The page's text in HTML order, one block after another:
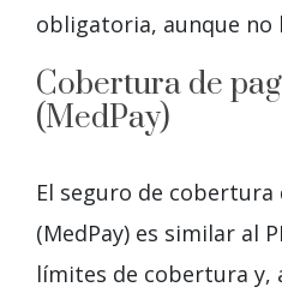
obligatoria, aunque no
Cobertura de
(MedPay)
El seguro de cobertura
(MedPay) es similar al
límites de cobertura y,